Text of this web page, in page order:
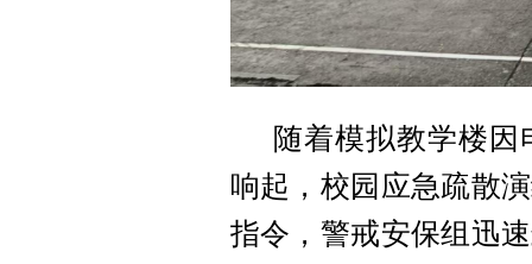
随着模拟教学楼
响起，校园应急疏散
指令，警戒安保组迅